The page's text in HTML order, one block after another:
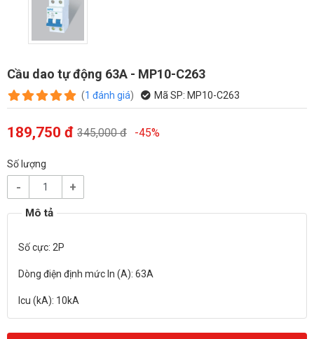
Cầu dao tự động 63A - MP10-C263
(1 đánh giá) Mã SP: MP10-C263
189,750 đ 345,000 đ -45%
Số lượng
- +
Số cực: 2P
Dòng điện định mức In (A): 63A